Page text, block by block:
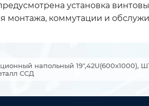
установка
монтажа, коммутации и
напольный 19",42U(600x1000),
ССД